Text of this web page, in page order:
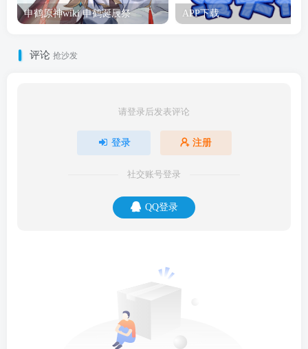
申鹤原神wiki 申鹤诞辰祭 APP下载
评论 抢沙发
请登录后发表评论
登录 注册
社交账号登录
QQ登录